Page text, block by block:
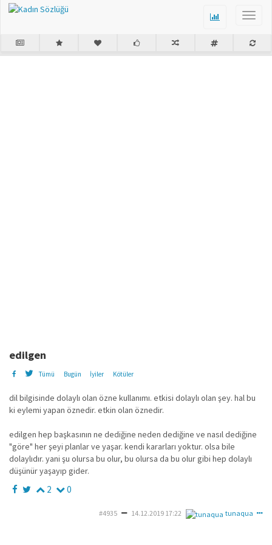
edilgen
Tümü Bugün İyiler Kötüler
dil bilgisinde dolaylı olan özne kullanımı. etkisi dolaylı olan şey. hal bu
ki eylemi yapan öznedir. etkin olan öznedir.
edilgen hep başkasının ne dediğine neden dediğine ve nasıl dediğine
"göre" her şeyi planlar ve yaşar. kendi kararları yoktur. olsa bile
dolaylıdır. yani şu olursa bu olur, bu olursa da bu olur gibi hep dolaylı
düşünür yaşayıp gider.
2 0
#4935 14.12.2019 17:22 tunaqua